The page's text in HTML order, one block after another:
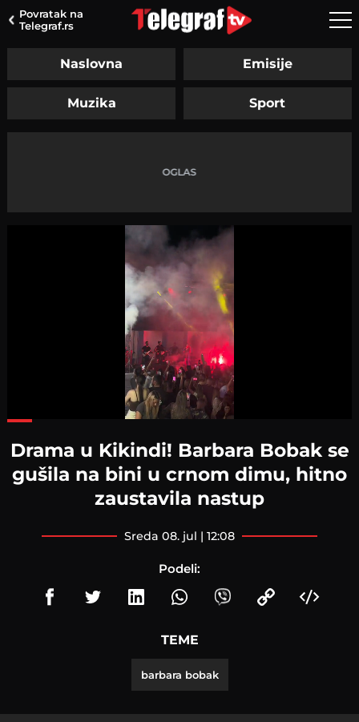
Povratak na
Telegraf.rs
Naslovna Emisije
Muzika Sport
Drama u Kikindi! Barbara Bobak se
gušila na bini u crnom dimu, hitno
zaustavila nastup
sreda 08. jul | 12:08
Podeli:
TEME
barbara bobak